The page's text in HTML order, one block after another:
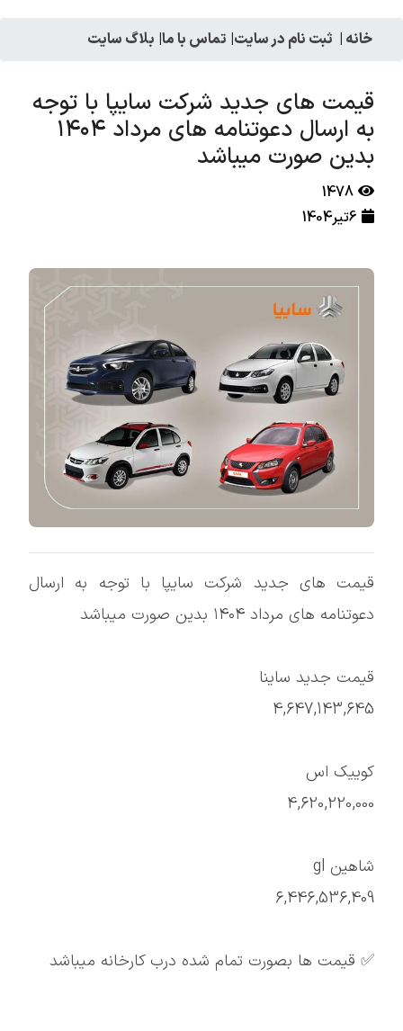
خانه | ثبت نام در سایت| تماس با ما| بلاگ سایت
قیمت های جدید شرکت سایپا با توجه
به ارسال دعوتنامه های مرداد ۱۴۰۴
بدین صورت میباشد
1478
6تیر1404
قیمت های جدید شرکت سایپا با توجه به ارسال
دعوتنامه های مرداد ۱۴۰۴ بدین صورت میباشد
قیمت جدید ساینا
4,647,143,645
کوییک اس
4,620,220,000
شاهین gl
6,446,536,409
✅ قیمت ها بصورت تمام شده درب کارخانه میباشد